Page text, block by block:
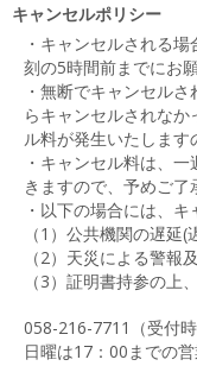
キャンセルポリシー
・キャンセルされる
刻の5時間前までにお
・無断でキャンセル
らキャンセルされな
ル料が発生いたします
・キャンセル料は、
きますので、予めご了
・以下の場合には、キ
（1）公共機関の遅延(
（2）天災による警報
（3）証明書持参の上
058-216-7711（受付
日曜は17：00までの